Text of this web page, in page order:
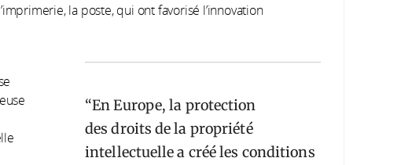
la poste, qui ont favorisé l’innovation
En Europe, la protection
des droits de la propriété
intellectuelle a créé les conditions